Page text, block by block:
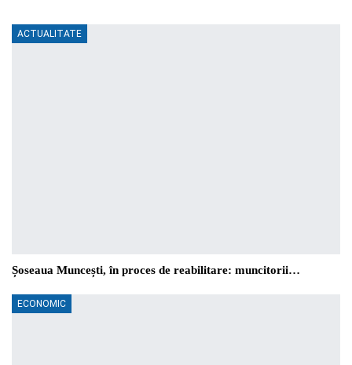
ACTUALITATE
Șoseaua Muncești, în proces de reabilitare: muncitorii…
ECONOMIC